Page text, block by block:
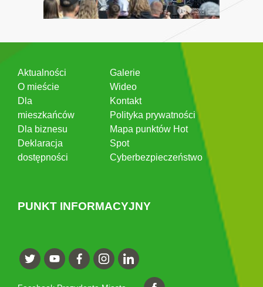
Aktualności
O mieście
Dla
mieszkańców
Dla biznesu
Deklaracja
dostępności
Galerie
Wideo
Kontakt
Polityka prywatności
Mapa punktów Hot
Spot
Cyberbezpieczeństwo
PUNKT INFORMACYJNY